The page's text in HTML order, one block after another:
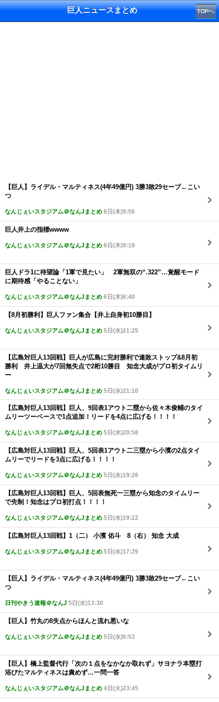
巨人ニュースまとめ TOPへ
【巨人】ライデル・マルティネス(4年49億円) 3勝3敗29セーブ←こい
つ
なんじぇいスタジアム＠なんJまとめ 6日(木)9:56
巨人井上の指標wwww
なんじぇいスタジアム＠なんJまとめ 6日(木)9:19
巨人ドラ1に待望論「1軍で見たい」 2軍無双の“.322”…覚醒モード
に期待感「やることない」
なんじぇいスタジアム＠なんJまとめ 6日(木)6:40
【8月初勝利】巨人ファン集合【井上自身初10勝目】
なんじぇいスタジアム＠なんJまとめ 5日(水)21:25
【広島対巨人13回戦】巨人が広島に完封勝利で連敗ストップ&8月初
勝利 井上温大が7回無失点で2桁10勝目 知念大成がプロ初タイムリ
ー
なんじぇいスタジアム＠なんJまとめ 5日(水)21:10
【広島対巨人13回戦】巨人、9回表1アウト二塁から佐々木俊輔のタイ
ムリーツーベースで1点追加！リードを4点に広げる！！！！
なんじぇいスタジアム＠なんJまとめ 5日(水)20:58
【広島対巨人13回戦】巨人、5回表1アウト二三塁から小濱の2点タイ
ムリーでリードを3点に広げる！！！！
なんじぇいスタジアム＠なんJまとめ 5日(水)19:26
【広島対巨人13回戦】巨人、5回表無死一三塁から知念のタイムリー
で先制！知念はプロ初打点！！！！
なんじぇいスタジアム＠なんJまとめ 5日(水)19:22
【広島対巨人13回戦】1（二） 小濱 佑斗 8（右） 知念 大成
なんじぇいスタジアム＠なんJまとめ 5日(水)17:29
【巨人】ライデル・マルティネス(4年49億円) 3勝3敗29セーブ←こい
つ
日刊やきう速報＠なんJ 5日(水)13:30
【巨人】竹丸の8失点からほんと流れ悪いな
なんじぇいスタジアム＠なんJまとめ 5日(水)6:53
【巨人】橋上監督代行「次の１点をなかなか取れず」サヨナラ本塁打
浴びたマルティネスは責めず…一問一答
なんじぇいスタジアム＠なんJまとめ 4日(火)23:45